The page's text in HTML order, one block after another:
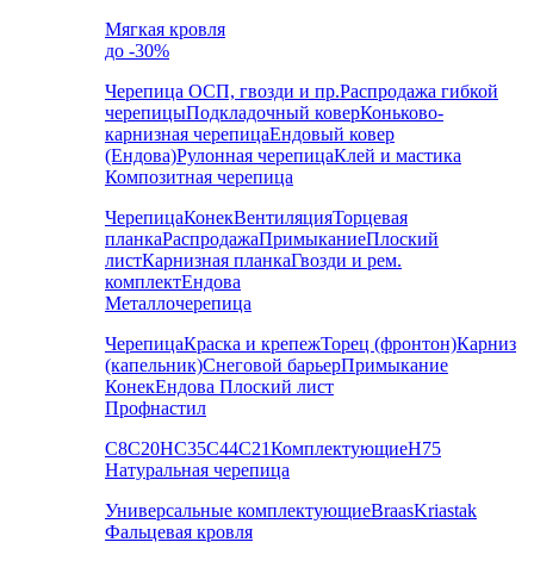
Мягкая кровля
до -30%
Черепица ОСП, гвозди и пр.Распродажа гибкой
черепицыПодкладочный коверКоньково-
карнизная черепицаЕндовый ковер
(Ендова)Рулонная черепицаКлей и мастика
Композитная черепица
ЧерепицаКонекВентиляцияТорцевая
планкаРаспродажаПримыканиеПлоский
листКарнизная планкаГвозди и рем.
комплектЕндова
Металлочерепица
ЧерепицаКраска и крепежТорец (фронтон)Карниз
(капельник)Снеговой барьерПримыкание
КонекЕндова Плоский лист
Профнастил
С8С20НС35С44С21КомплектующиеН75
Натуральная черепица
Универсальные комплектующиеBraasKriastak
Фальцевая кровля